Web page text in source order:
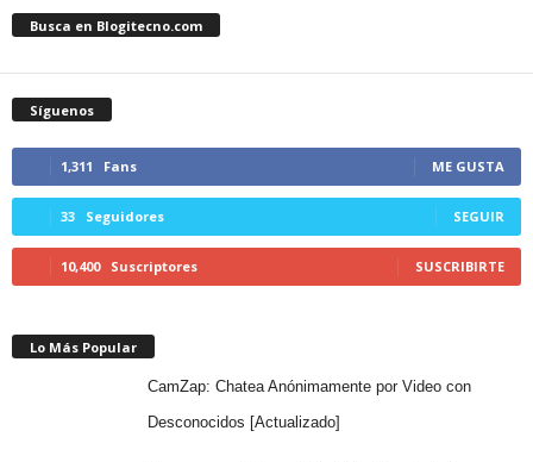
Busca en Blogitecno.com
Síguenos
1,311 Fans ME GUSTA
33 Seguidores SEGUIR
10,400 Suscriptores SUSCRIBIRTE
Lo Más Popular
CamZap: Chatea Anónimamente por Video con
Desconocidos [Actualizado]